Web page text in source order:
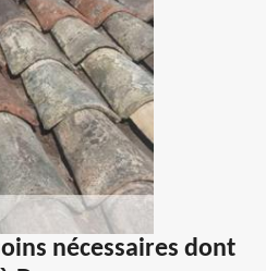
nécessaires dont